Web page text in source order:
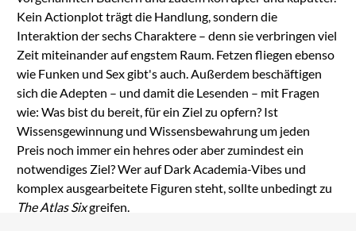
Kein Actionplot trägt die Handlung, sondern die
Interaktion der sechs Charaktere – denn sie verbringen viel
Zeit miteinander auf engstem Raum. Fetzen fliegen ebenso
wie Funken und Sex gibt's auch. Außerdem beschäftigen
sich die Adepten – und damit die Lesenden – mit Fragen
wie: Was bist du bereit, für ein Ziel zu opfern? Ist
Wissensgewinnung und Wissensbewahrung um jeden
Preis noch immer ein hehres oder aber zumindest ein
notwendiges Ziel? Wer auf Dark Academia-Vibes und
komplex ausgearbeitete Figuren steht, sollte unbedingt zu
The Atlas Sixgreifen.